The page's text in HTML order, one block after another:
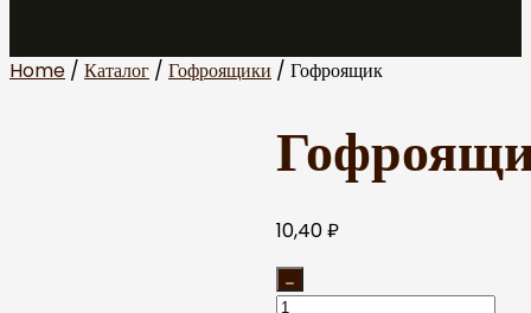
Home / Каталог / Гофроящики / Гофроящик
10,40₽